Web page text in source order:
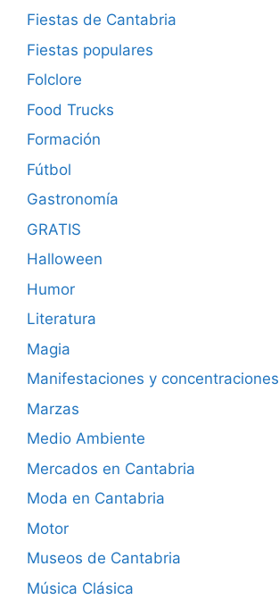
Fiestas de Cantabria
Fiestas populares
Folclore
Food Trucks
Formación
Fútbol
Gastronomía
GRATIS
Halloween
Humor
Literatura
Magia
Manifestaciones y concentraciones
Marzas
Medio Ambiente
Mercados en Cantabria
Moda en Cantabria
Motor
Museos de Cantabria
Música Clásica